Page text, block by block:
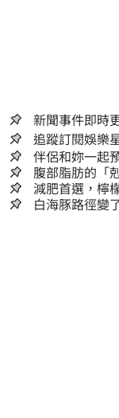
新聞事件即時
追蹤訂閱娛樂
伴侶和妳一起
腹部脂肪的「
囊，瘦出小蠻
減肥首選，檸
人生
白海豚路徑變